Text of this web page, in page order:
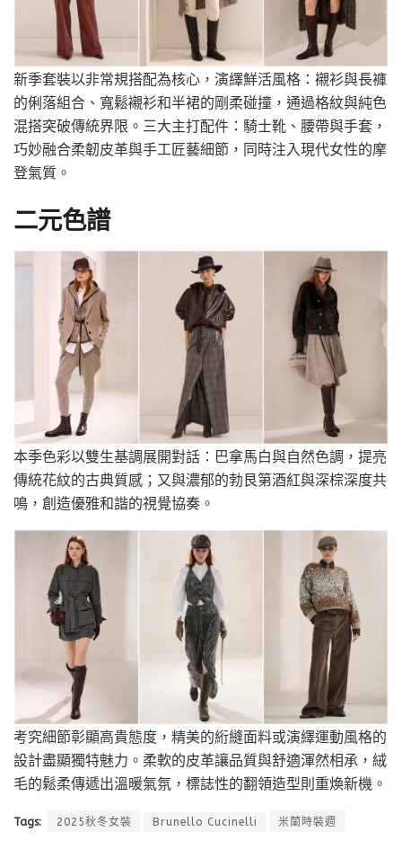
新季套裝以非常規搭配為核心，演繹鮮活風格：襯衫與長褲
的俐落組合、寬鬆襯衫和半裙的剛柔碰撞，通過格紋與純色
混搭突破傳統界限。三大主打配件：騎士靴、腰帶與手套，
巧妙融合柔韌皮革與手工匠藝細節，同時注入現代女性的摩
登氣質。
二元色譜
本季色彩以雙生基調展開對話：巴拿馬白與自然色調，提亮
傳統花紋的古典質感；又與濃郁的勃艮第酒紅與深棕深度共
鳴，創造優雅和諧的視覺協奏。
考究細節彰顯高貴態度，精美的絎縫面料或演繹運動風格的
設計盡顯獨特魅力。柔軟的皮革讓品質與舒適渾然相承，絨
毛的鬆柔傳遞出溫暖氣氛，標誌性的翻領造型則重煥新機。
Tags: 2025秋冬女裝 Brunello Cucinelli 米蘭時裝週